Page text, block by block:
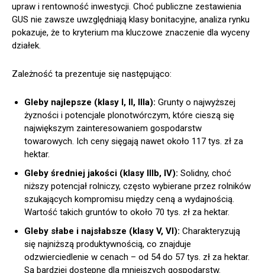
upraw i rentowność inwestycji. Choć publiczne zestawienia
GUS nie zawsze uwzględniają klasy bonitacyjne, analiza rynku
pokazuje, że to kryterium ma kluczowe znaczenie dla wyceny
działek.
Zależność ta prezentuje się następująco:
Gleby najlepsze (klasy I, II, IIIa): Grunty o najwyższej
żyzności i potencjale plonotwórczym, które cieszą się
największym zainteresowaniem gospodarstw
towarowych. Ich ceny sięgają nawet około 117 tys. zł za
hektar.
Gleby średniej jakości (klasy IIIb, IV): Solidny, choć
niższy potencjał rolniczy, często wybierane przez rolników
szukających kompromisu między ceną a wydajnością.
Wartość takich gruntów to około 70 tys. zł za hektar.
Gleby słabe i najsłabsze (klasy V, VI): Charakteryzują
się najniższą produktywnością, co znajduje
odzwierciedlenie w cenach – od 54 do 57 tys. zł za hektar.
Są bardziej dostępne dla mniejszych gospodarstw.